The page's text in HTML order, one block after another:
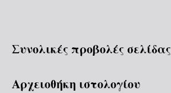
Συνολικές προβολές σελίδας
Αρχειοθήκη ιστολογίου